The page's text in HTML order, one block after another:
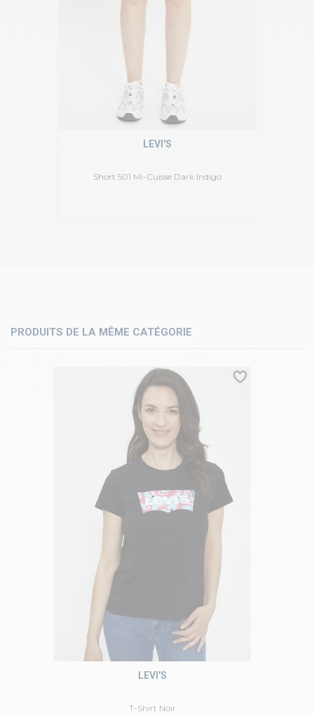
Short 501 Mi-Cuisse Dark Indigo
LEVI'S
PRODUITS DE LA MÊME CATÉGORIE
T-Shirt Noir
LEVI'S